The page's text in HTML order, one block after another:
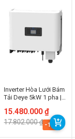
Inverter Hòa Lưới Bám
Tải Deye 5kW 1 pha |
AM2
17.802.000₫
Giá
gốc
là:
17.802.000 ₫.
15.480.000 ₫
Giá
hiện
tại
-13%